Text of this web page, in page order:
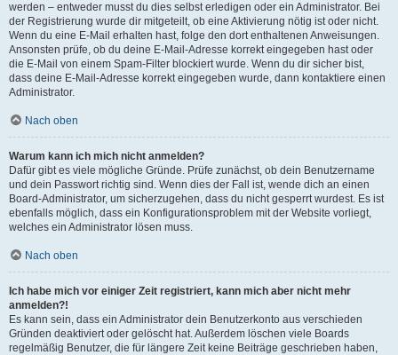
werden – entweder musst du dies selbst erledigen oder ein Administrator. Bei
der Registrierung wurde dir mitgeteilt, ob eine Aktivierung nötig ist oder nicht.
Wenn du eine E-Mail erhalten hast, folge den dort enthaltenen Anweisungen.
Ansonsten prüfe, ob du deine E-Mail-Adresse korrekt eingegeben hast oder
die E-Mail von einem Spam-Filter blockiert wurde. Wenn du dir sicher bist,
dass deine E-Mail-Adresse korrekt eingegeben wurde, dann kontaktiere einen
Administrator.
Nach oben
Warum kann ich mich nicht anmelden?
Dafür gibt es viele mögliche Gründe. Prüfe zunächst, ob dein Benutzername
und dein Passwort richtig sind. Wenn dies der Fall ist, wende dich an einen
Board-Administrator, um sicherzugehen, dass du nicht gesperrt wurdest. Es ist
ebenfalls möglich, dass ein Konfigurationsproblem mit der Website vorliegt,
welches ein Administrator lösen muss.
Nach oben
Ich habe mich vor einiger Zeit registriert, kann mich aber nicht mehr
anmelden?!
Es kann sein, dass ein Administrator dein Benutzerkonto aus verschieden
Gründen deaktiviert oder gelöscht hat. Außerdem löschen viele Boards
regelmäßig Benutzer, die für längere Zeit keine Beiträge geschrieben haben,